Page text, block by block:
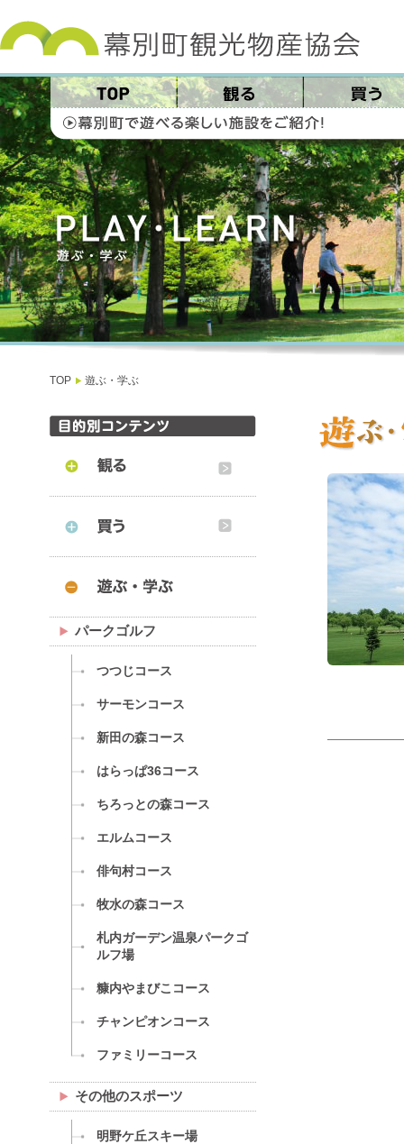
TOP 遊ぶ・学ぶ
パークゴルフ
つつじコース
サーモンコース
新田の森コース
はらっぱ36コース
ちろっとの森コース
エルムコース
俳句村コース
牧水の森コース
札内ガーデン温泉パークゴ
ルフ場
糠内やまびこコース
チャンピオンコース
ファミリーコース
その他のスポーツ
明野ケ丘スキー場